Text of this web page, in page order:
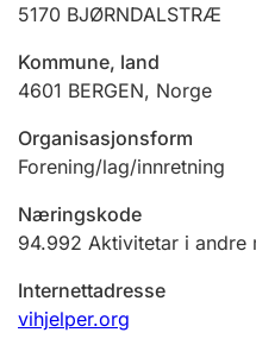
Jeger
Ektepaktrettleiaren
Andre tema
5170 BJØRNDALSTRÆ
Kommune, land
4601 BERGEN, Norge
Organisasjonsform
Forening/lag/innretning
Næringskode
94.992 Aktivitetar i andre
Internettadresse
vihjelper.org